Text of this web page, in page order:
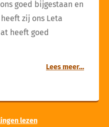
goed bijgestaan en
zij ons Leta
heeft goed
Lees meer…
lezen